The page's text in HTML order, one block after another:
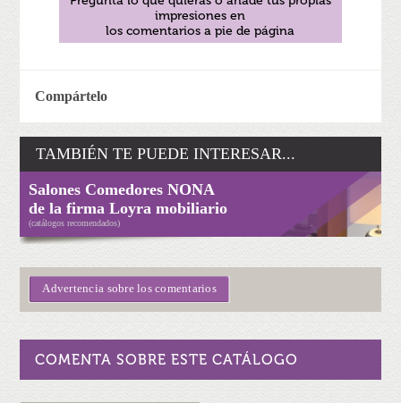
impresiones en
los comentarios a pie de página
Compártelo
TAMBIÉN TE PUEDE INTERESAR...
Salones Comedores NONA
de la firma Loyra mobiliario
(catálogos recomendados)
Advertencia sobre los comentarios
COMENTA SOBRE ESTE CATÁLOGO